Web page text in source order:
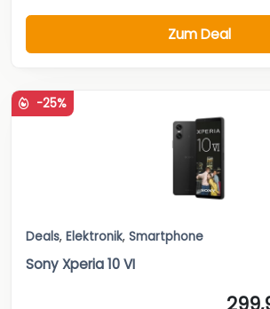
Zum Deal
-25%
Deals, Elektronik, Smartphone
Sony Xperia 10 VI